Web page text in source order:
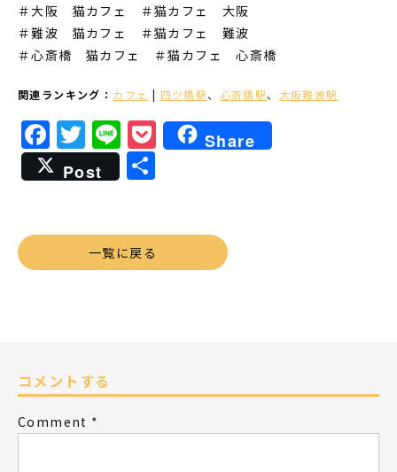
＃大阪 猫カフェ ＃猫カフェ 大阪
＃難波 猫カフェ
＃猫カフェ 難波
＃心斎橋 猫カフェ
＃猫カフェ 心斎橋
関連ランキング： カフェ | 四ツ橋駅、 心斎橋駅、 大阪難波駅
Facebook
Twitter
LinePocket
Share
Post
共
一覧に戻る
コメントする
Comment *